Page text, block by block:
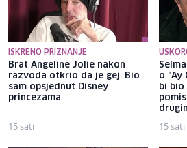
ISKRENO PRIZNANJE
Brat Angeline Jolie nakon
razvoda otkrio da je gej: Bio
sam opsjednut Disney
princezama
15 sati
o "Ay
bi bio
15 sati